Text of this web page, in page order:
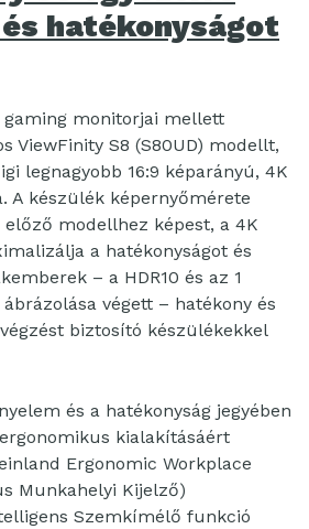
hatékonyságot
gaming monitorjai mellett
ViewFinity S8 (S80UD) modellt,
legnagyobb 16:9 képarányú, 4K
A készülék képernyőmérete
előző modellhez képest, a 4K
a hatékonyságot és
– a HDR10 és az 1
végett – hatékony és
biztosító készülékekkel
és a hatékonyság jegyében
kialakításáért
Ergonomic Workplace
Munkahelyi Kijelző)
Szemkímélő funkció